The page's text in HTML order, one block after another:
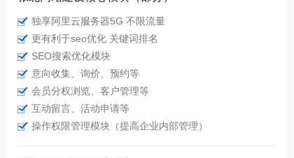
独享阿里云服务器5G 不限流量
更有利于seo优化 关键词排名
SEO搜索优化模块
意向收集、询价、预约等
会员分权浏览、客户管理等
互动留言、活动申请等
操作权限管理模块（提高企业内部管理）